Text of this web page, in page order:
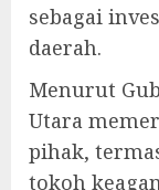
sebagai
daerah.
Menurut
Utara
pihak,
tokoh